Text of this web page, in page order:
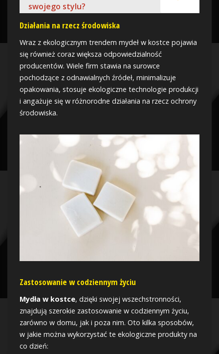
swojego stylu?
Działania na rzecz środowiska
Wraz z ekologicznym trendem mydeł w kostce pojawia
się również coraz większa odpowiedzialność
producentów. Wiele firm stawia na surowce
pochodzące z odnawialnych źródeł, minimalizuje
opakowania, stosuje ekologiczne technologie produkcji
i angażuje się w różnorodne działania na rzecz ochrony
środowiska.
Zastosowanie w codziennym życiu
Mydła w kostce, dzięki swojej wszechstronności,
znajdują szerokie zastosowanie w codziennym życiu,
zarówno w domu, jak i poza nim. Oto kilka sposobów,
w jakie można wykorzystać te ekologiczne produkty na
co dzień: